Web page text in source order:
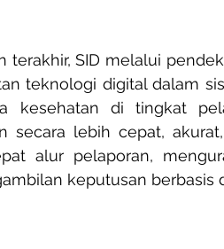
terakhir, SID melalui
teknologi digital dalam
kesehatan di tingkat
secara lebih cepat,
alur pelaporan,
keputusan berbasis